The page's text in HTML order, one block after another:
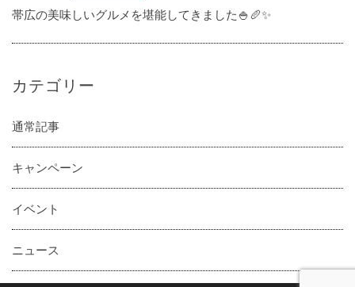
帯広の美味しいグルメを堪能してきました🍚🥖✨
カテゴリー
通常記事
キャンペーン
イベント
ニュース